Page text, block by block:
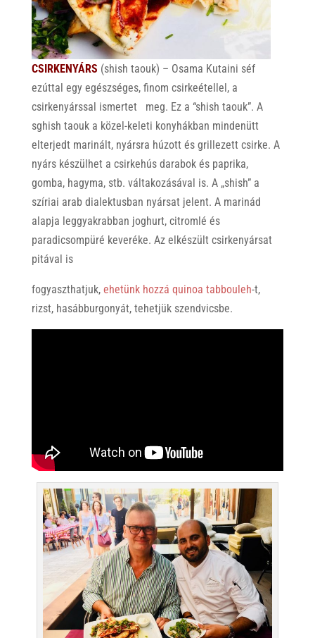
CSIRKENYÁRS (shish taouk) – Osama Kutaini séf
ezúttal egy egészséges, finom csirkeétellel, a
csirkenyárssal ismertet meg. Ez a “shish taouk”. A
sghish taouk a közel-keleti konyhákban mindenütt
elterjedt marinált, nyársra húzott és grillezett csirke. A
nyárs készülhet a csirkehús darabok és paprika,
gomba, hagyma, stb. váltakozásával is. A „shish” a
szíriai arab dialektusban nyársat jelent. A marinád
alapja leggyakrabban joghurt, citromlé és
paradicsompüré keveréke. Az elkészült csirkenyársat
pitával is
fogyaszthatjuk, ehetünk hozzá quinoa tabbouleh-t,
rizst, hasábburgonyát, tehetjük szendvicsbe.